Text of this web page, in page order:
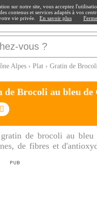
Alpes › Plat › Gratin de
de Brocoli au bleu de
de brocoli au bleu
de fibres et
sur notre site, vous acceptez
contenus et services adaptés à vos
vie privée.
En savoir plus